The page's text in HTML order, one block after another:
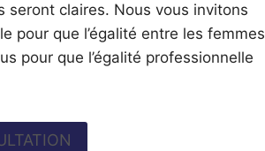
claires. Nous vous invitons
pour que l’égalité entre les femmes
pour que l’égalité professionnelle